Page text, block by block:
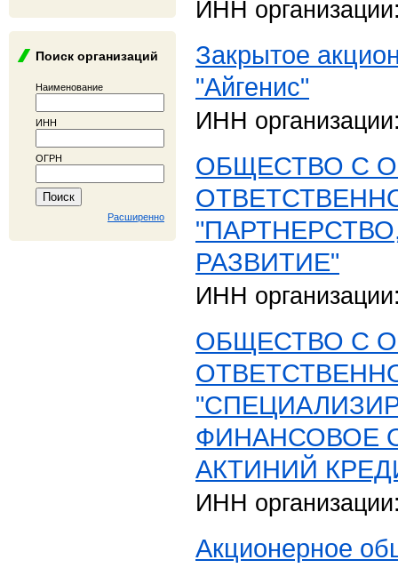
Поиск организаций
Наименование
ИНН
ОГРН
Расширенно
ИНН
Закрытое
"Айгенис"
ИНН
ОБЩЕСТВО С
РАЗВИТИЕ"
ИНН
ОБЩЕСТВО С
ФИНАНСОВОЕ
АКТИНИЙ
ИНН
Акционерное